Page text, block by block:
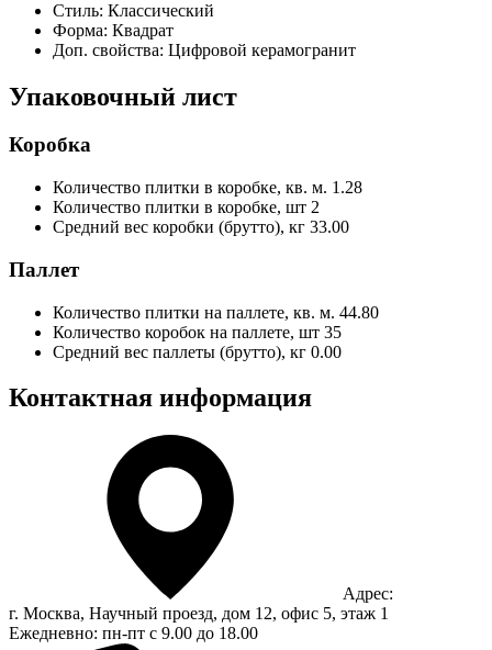
Стиль: Классический
Форма: Квадрат
Доп. свойства: Цифровой керамогранит
Упаковочный лист
Коробка
Количество плитки в коробке, кв. м. 1.28
Количество плитки в коробке, шт 2
Средний вес коробки (брутто), кг 33.00
Паллет
Количество плитки на паллете, кв. м. 44.80
Количество коробок на паллете, шт 35
Средний вес паллеты (брутто), кг 0.00
Контактная информация
Адрес:
г. Москва, Научный проезд, дом 12, офис 5, этаж 1
Ежедневно: пн-пт с 9.00 до 18.00